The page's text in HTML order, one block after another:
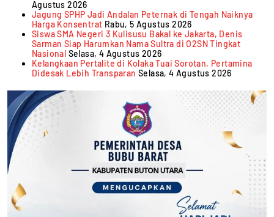
Agustus 2026
Jagung SPHP Jadi Andalan Peternak di Tengah Naiknya
Harga Konsentrat Rabu, 5 Agustus 2026
Siswa SMA Negeri 3 Kulisusu Bakal ke Jakarta, Denis
Sarman Siap Harumkan Nama Sultra di O2SN Tingkat
Nasional Selasa, 4 Agustus 2026
Kelangkaan Pertalite di Kolaka Tuai Sorotan, Pertamina
Didesak Lebih Transparan Selasa, 4 Agustus 2026